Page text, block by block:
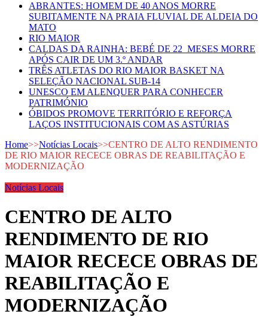
ABRANTES: HOMEM DE 40 ANOS MORRE
SUBITAMENTE NA PRAIA FLUVIAL DE ALDEIA DO
MATO
RIO MAIOR
CALDAS DA RAINHA: BEBÉ DE 22 MESES MORRE
APÓS CAIR DE UM 3.º ANDAR
TRÊS ATLETAS DO RIO MAIOR BASKET NA
SELEÇÃO NACIONAL SUB-14
UNESCO EM ALENQUER PARA CONHECER
PATRIMÓNIO
ÓBIDOS PROMOVE TERRITÓRIO E REFORÇA
LAÇOS INSTITUCIONAIS COM AS ASTÚRIAS
Home>>Notícias Locais>>CENTRO DE ALTO RENDIMENTO
DE RIO MAIOR RECECE OBRAS DE REABILITAÇÃO E
MODERNIZAÇÃO
Notícias Locais
CENTRO DE ALTO
RENDIMENTO DE RIO
MAIOR RECECE OBRAS DE
REABILITAÇÃO E
MODERNIZAÇÃO